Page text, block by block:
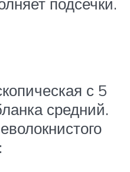
с 5
средний.